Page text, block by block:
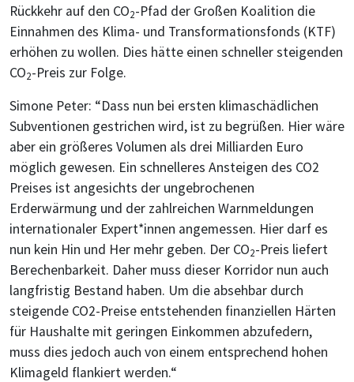
Rückkehr auf den CO2-Pfad der Großen Koalition die
Einnahmen des Klima- und Transformationsfonds (KTF)
erhöhen zu wollen. Dies hätte einen schneller steigenden
CO2-Preis zur Folge.
Simone Peter: “Dass nun bei ersten klimaschädlichen
Subventionen gestrichen wird, ist zu begrüßen. Hier wäre
aber ein größeres Volumen als drei Milliarden Euro
möglich gewesen. Ein schnelleres Ansteigen des CO2
Preises ist angesichts der ungebrochenen
Erderwärmung und der zahlreichen Warnmeldungen
internationaler Expert*innen angemessen. Hier darf es
nun kein Hin und Her mehr geben. Der CO2-Preis liefert
Berechenbarkeit. Daher muss dieser Korridor nun auch
langfristig Bestand haben. Um die absehbar durch
steigende CO2-Preise entstehenden finanziellen Härten
für Haushalte mit geringen Einkommen abzufedern,
muss dies jedoch auch von einem entsprechend hohen
Klimageld flankiert werden.“